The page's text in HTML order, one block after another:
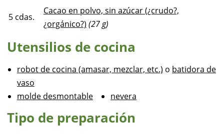
5 cdas.
Cacao en polvo, sin azúcar (¿crudo?,
¿orgánico?) (27 g)
Utensilios de cocina
robot de cocina (amasar, mezclar, etc.) o batidora de
vaso
molde desmontable
nevera
Tipo de preparación